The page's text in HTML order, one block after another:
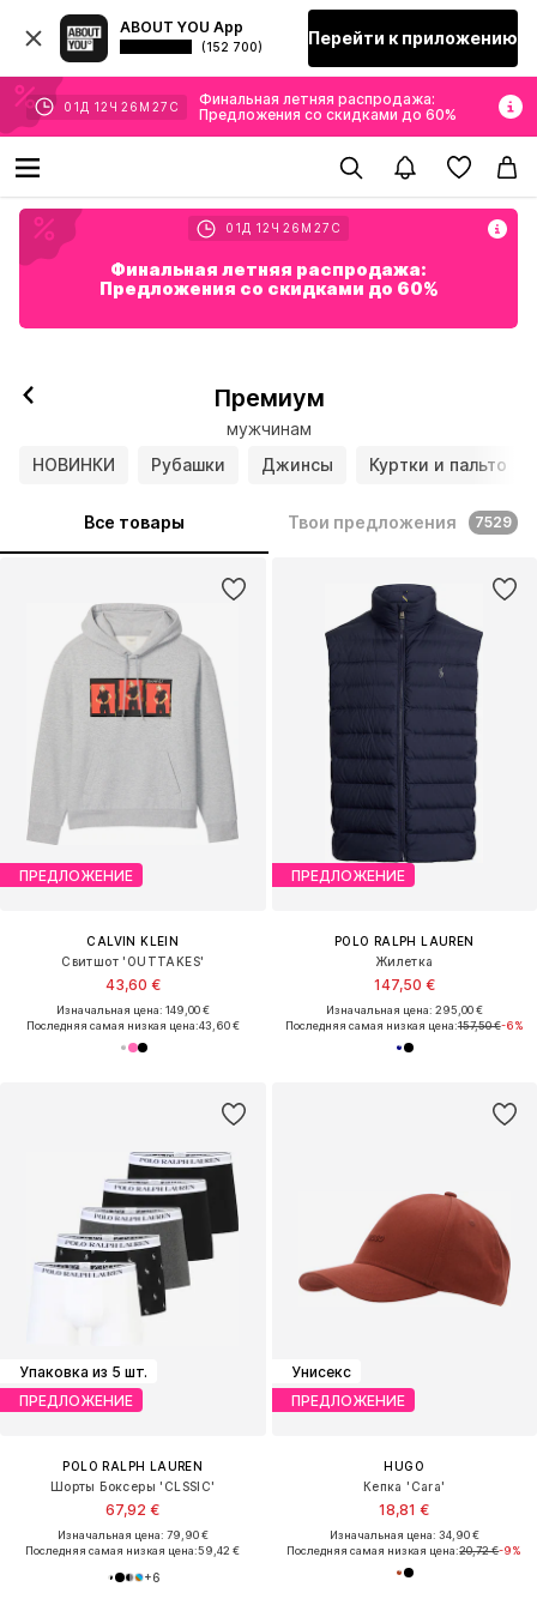
ABOUT YOU App
(152 700) Перейти к приложению
01 Д 12 Ч 26 М 24 С
Финальная летняя распродажа:
Предложения со скидками до 60%
01 Д 12 Ч 26 М 24 С
Финальная летняя распродажа:
Предложения со скидками до 60%
Премиум
мужчинам
НОВИНКИ
Рубашки Джинсы Куртки и пальто
Все товары Твои предложения 7529
ПРЕДЛОЖЕНИЕ
CALVIN KLEIN
Свитшот 'OUTTAKES'
43,60 €
Изначальная цена: 149,00 €
Последняя самая низкая цена:43,60 €
ПРЕДЛОЖЕНИЕ
POLO RALPH LAUREN
Жилетка
147,50 €
Изначальная цена: 295,00 €
Последняя самая низкая цена:157,50 €-6%
Упаковка из 5 шт.
ПРЕДЛОЖЕНИЕ
POLO RALPH LAUREN
Шорты Боксеры 'CLSSIC'
67,92 €
Изначальная цена: 79,90 €
Последняя самая низкая цена:59,42 €
+6
Унисекс
ПРЕДЛОЖЕНИЕ
HUGO
Кепка 'Cara'
18,81 €
Изначальная цена: 34,90 €
Последняя самая низкая цена:20,72 €-9%